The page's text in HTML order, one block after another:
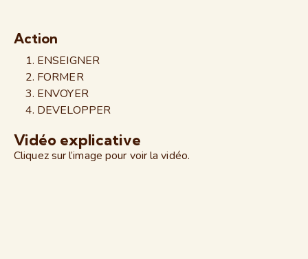
Action
ENSEIGNER
FORMER
ENVOYER
DEVELOPPER
Vidéo explicative
Cliquez sur l’image pour voir la vidéo.